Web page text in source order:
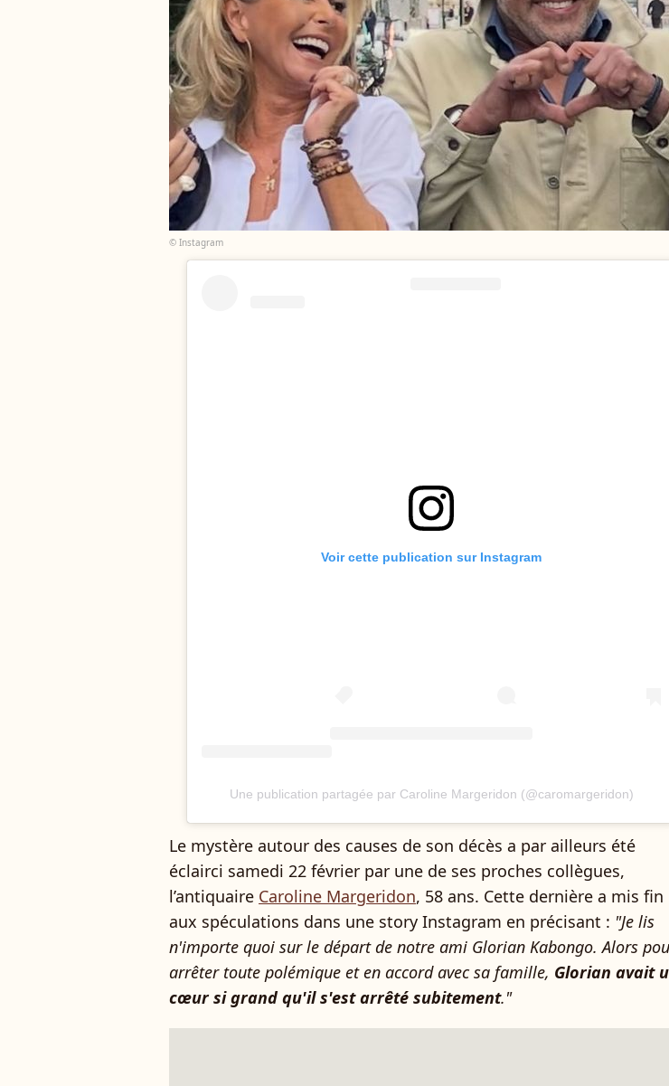
© Instagram
Voir cette publication sur Instagram
Une publication partagée par Caroline Margeridon (@caromargeridon)
Le mystère autour des causes de son décès a par ailleurs été
éclairci samedi 22 février par une de ses proches collègues,
l’antiquaire Caroline Margeridon, 58 ans. Cette dernière a mis fin
aux spéculations dans une story Instagram en précisant : "Je lis
n'importe quoi sur le départ de notre ami Glorian Kabongo. Alors
arrêter toute polémique et en accord avec sa famille, Glorian avait
cœur si grand qu'il s'est arrêté subitement."